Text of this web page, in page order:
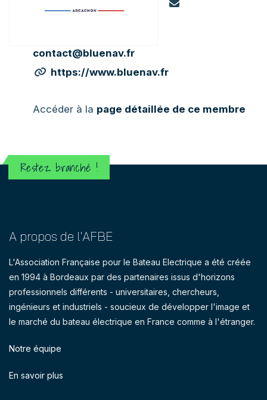
contact@bluenav.fr
https://www.bluenav.fr
Accéder à la page détaillée de ce membre
Restez branché !
A propos de l'AFBE
L'Association Française pour le Bateau Electrique a été créée
en 1994 à Bordeaux par des partenaires issus d'horizons
professionnels différents - universitaires, chercheurs,
ingénieurs et industriels - soucieux de développer l'image et
le marché du bateau électrique en France comme à l'étranger.
Notre équipe
En savoir plus